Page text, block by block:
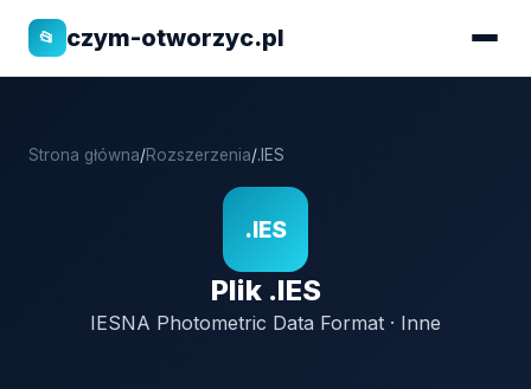
📂 czym-otworzyc.pl
Strona główna/Rozszerzenia/.IES
.IES
Plik .IES
IESNA Photometric Data Format · Inne